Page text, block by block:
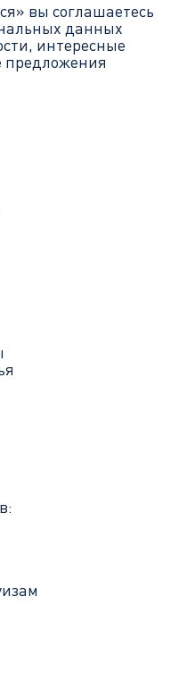
вы соглашаетесь
данных
интересные
предложения